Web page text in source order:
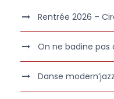
Rentrée 2026 –
On ne badine pas
Danse modern’jazz